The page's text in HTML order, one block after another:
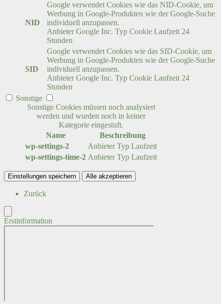
NID
Google verwendet Cookies wie das NID-Cookie, um
Werbung in Google-Produkten wie der Google-Suche
individuell anzupassen.
Anbieter Google Inc. Typ Cookie Laufzeit 24
Stunden
SID
Google verwendet Cookies wie das SID-Cookie, um
Werbung in Google-Produkten wie der Google-Suche
individuell anzupassen.
Anbieter Google Inc. Typ Cookie Laufzeit 24
Stunden
Sonstige
Sonstige Cookies müssen noch analysiert
werden und wurden noch in keiner
Kategorie eingestuft.
Name
Beschreibung
wp-settings-2
Anbieter Typ Laufzeit
wp-settings-time-2 Anbieter Typ Laufzeit
Einstellungen speichern Alle akzeptieren
Zurück
Erstinformation